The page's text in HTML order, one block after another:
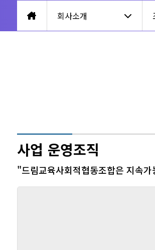
회사소개
사업 운영조직
"드림교육사회적협동조합은 지속